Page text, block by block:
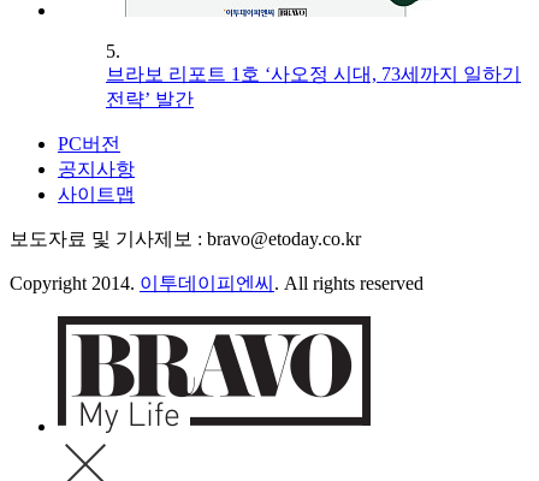
5.
브라보 리포트 1호 ‘사오정 시대, 73세까지 일하기
전략’ 발간
PC버전
공지사항
사이트맵
보도자료 및 기사제보 : bravo@etoday.co.kr
Copyright 2014. 이투데이피엔씨 . All rights reserved